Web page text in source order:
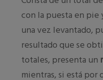
con la puesta en
una vez levantado,
resultado que se
totales, presenta un
mientras, si está por